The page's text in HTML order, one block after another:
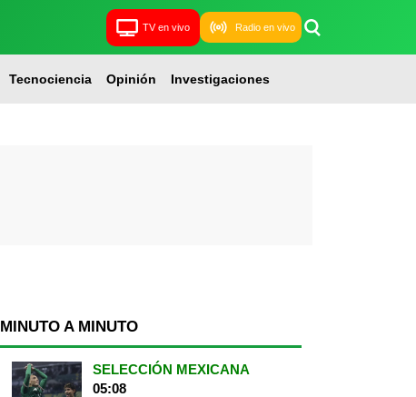
TV en vivo Radio en vivo
Tecnociencia Opinión Investigaciones
MINUTO A MINUTO
SELECCIÓN MEXICANA
05:08